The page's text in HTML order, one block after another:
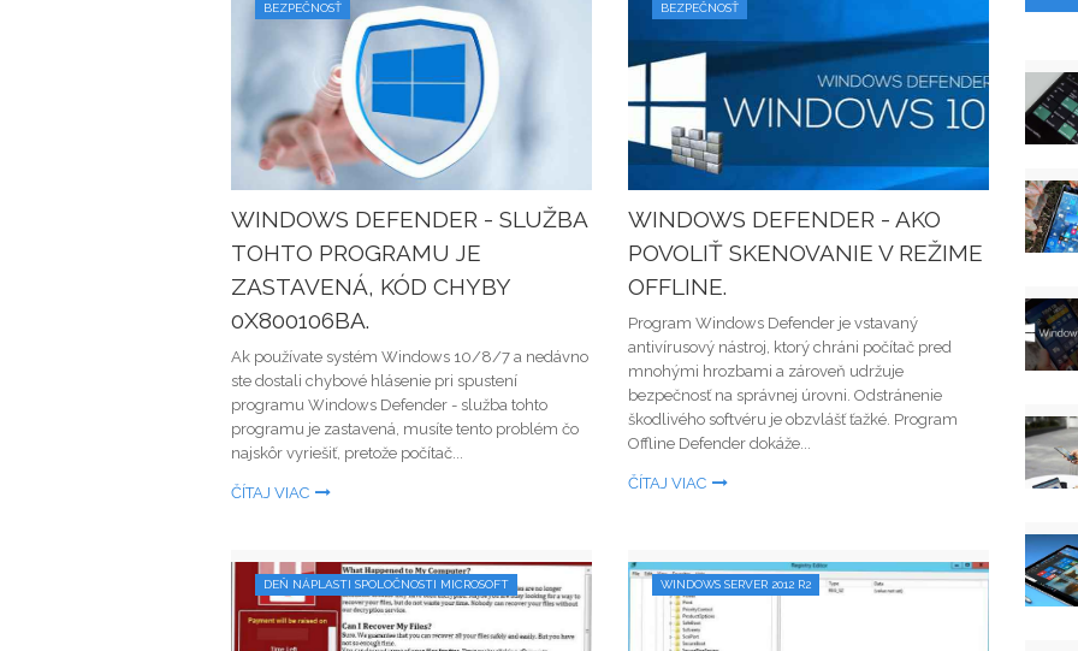
BEZPEČNOSŤ
WINDOWS DEFENDER - SLUŽBA
TOHTO PROGRAMU JE
ZASTAVENÁ, KÓD CHYBY
0X800106BA.
Ak používate systém Windows 10/8/7 a nedávno
ste dostali chybové hlásenie pri spustení
programu Windows Defender - služba tohto
programu je zastavená, musíte tento problém čo
najskôr vyriešiť, pretože počítač...
ČÍTAJ VIAC
BEZPEČNOSŤ
WINDOWS DEFENDER - AKO
POVOLIŤ SKENOVANIE V REŽIME
OFFLINE.
Program Windows Defender je vstavaný
antivírusový nástroj, ktorý chráni počítač pred
mnohými hrozbami a zároveň udržuje
bezpečnosť na správnej úrovni. Odstránenie
škodlivého softvéru je obzvlášť ťažké. Program
Offline Defender dokáže...
ČÍTAJ VIAC
DEŇ NÁPLASTI SPOLOČNOSTI MICROSOFT WINDOWS SERVER 2012 R2